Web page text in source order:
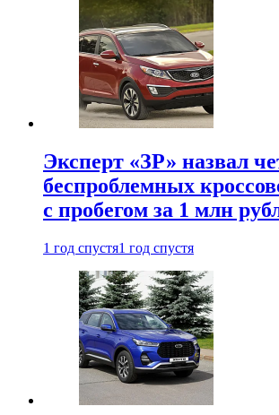
Эксперт «ЗР» назвал
беспроблемных
с пробегом за 1 млн
1 год спустя1 год спустя